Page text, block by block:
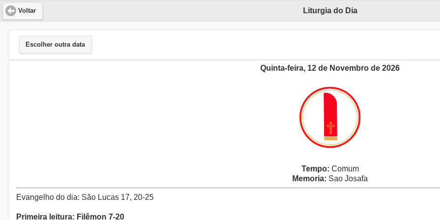
Liturgia do Dia
Voltar
Escolher outra data
Quinta-feira, 12 de Novembro de 2026
Tempo: Comum
Memoria: Sao Josafa
Evangelho do dia: São Lucas 17, 20-25
Primeira leitura: Filêmon 7-20